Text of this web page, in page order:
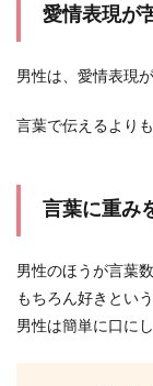
愛情表現が
男性は、愛情表現
言葉で伝えるより
言葉に重み
男性のほうが言葉
もちろん好きとい
男性は簡単に口にし